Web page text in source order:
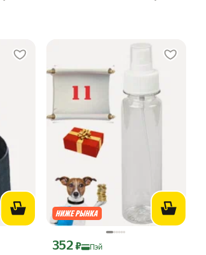
₽ вместо Цена с картой Яндекс Пэй 352 ₽ вместо
352 ₽ Пэй